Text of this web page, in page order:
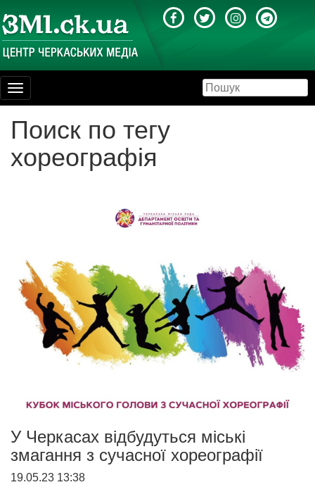
Toggle
navigation
Поиск по тегу
хореографія
У Черкасах відбудуться міські
змагання з сучасної хореографії
19.05.23 13:38